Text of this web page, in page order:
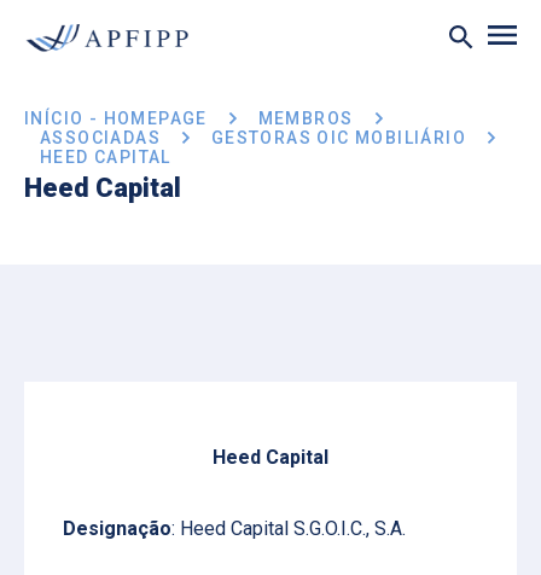
INÍCIO - HOMEPAGE
MEMBROS
ASSOCIADAS
GESTORAS OIC MOBILIÁRIO
HEED CAPITAL
Heed Capital
Heed Capital
Designação: Heed Capital S.G.O.I.C., S.A.